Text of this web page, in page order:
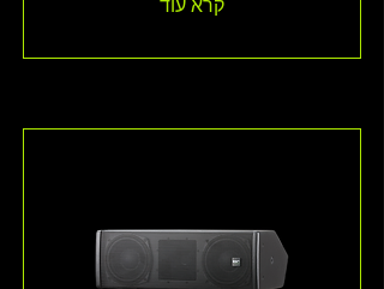
קרא עוד